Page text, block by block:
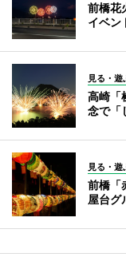
前橋花
イベン
見る・遊
高崎「
念で「
見る・遊
前橋「
屋台グ